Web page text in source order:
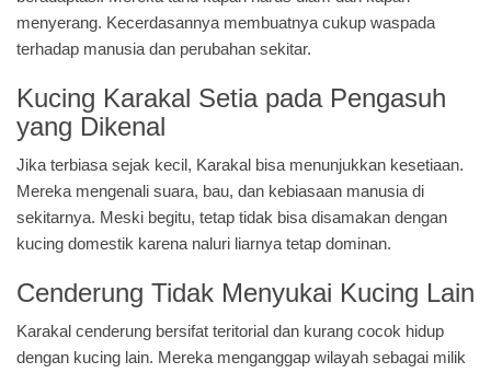
menyerang. Kecerdasannya membuatnya cukup waspada
terhadap manusia dan perubahan sekitar.
Kucing Karakal Setia pada Pengasuh
yang Dikenal
Jika terbiasa sejak kecil, Karakal bisa menunjukkan kesetiaan.
Mereka mengenali suara, bau, dan kebiasaan manusia di
sekitarnya. Meski begitu, tetap tidak bisa disamakan dengan
kucing domestik karena naluri liarnya tetap dominan.
Cenderung Tidak Menyukai Kucing Lain
Karakal cenderung bersifat teritorial dan kurang cocok hidup
dengan kucing lain. Mereka menganggap wilayah sebagai milik